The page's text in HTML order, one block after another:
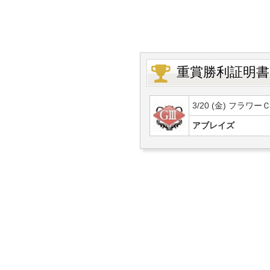
重賞勝利証明書
3/20 (金) フラワーＣ
アブレイズ